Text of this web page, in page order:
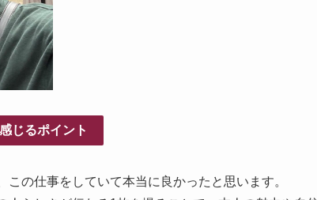
じるポイント
この仕事をしていて本当に良かったと思います。